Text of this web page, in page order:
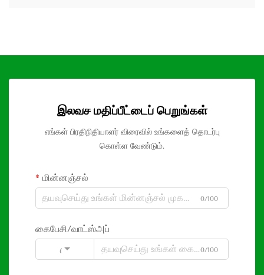
இலவச மதிப்பீட்டைப் பெறுங்கள்
எங்கள் பிரதிநிதியாளர் விரைவில் உங்களைத் தொடர்பு
கொள்ள வேண்டும்.
மின்னஞ்சல்
0/100
கைபேசி/வாட்ஸ்அப்
Code 0/100